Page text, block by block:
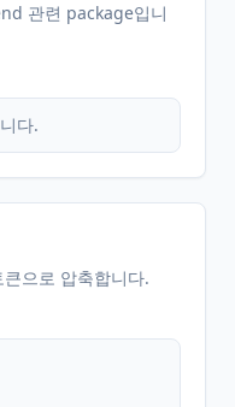
관련 package입니
다.
으로 압축합니다.